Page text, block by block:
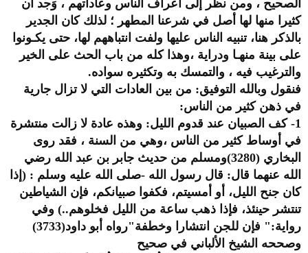
الصحيح ، ومن نظر إلى أعراف الناس وعاداتهم ، وَجد أن
كثيرا منها لها أصل في شرعنا المطهر ؛ لذلك كان الجدير
بالذكر هنا، تنبيه الناس عليها ولفت انتباههم لها، حتى يكـونوا
على بينة منهـا ودراية ،وهذا كله من باب الحث على الخير
والترغيب فيه ، والتمسك به وتكثيره سواده.
فنقول وبالله التوفيق: من بين العادات التي لا تزال جارية
في ذهن كثير من الناس:
1- كف الصبيان عند قدوم الليل: وهذه عادة لا زالت منتشرة
في أوساط كثير من الناس ،وهي من السنة ، فقد روى
البخاري (3280)ومسلم من حديث جابر بن عبد الله رضي
الله عنهما قال: قال رسول الله -صلى الله عليه وسلم : (إذا
كان جنح الليل، أو أمسيتم، فكفوا صبيانكم، فإن الشياطين
تنتشر حينئذ، فإذا ذهب ساعة من الليل فخلوهم..) وفي
رواية:" فإن للجن انتشارا وخطفة"رواه أبو داود(3733)
وصححه الشيخ الألباني في صحيح